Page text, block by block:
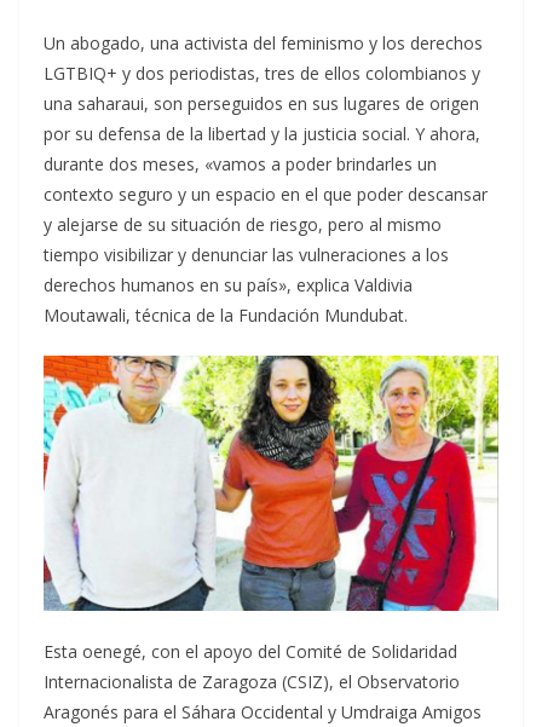
Un abogado, una activista del feminismo y los derechos
LGTBIQ+ y dos periodistas, tres de ellos colombianos y
una saharaui, son perseguidos en sus lugares de origen
por su defensa de la libertad y la justicia social. Y ahora,
durante dos meses, «vamos a poder brindarles un
contexto seguro y un espacio en el que poder descansar
y alejarse de su situación de riesgo, pero al mismo
tiempo visibilizar y denunciar las vulneraciones a los
derechos humanos en su país», explica Valdivia
Moutawali, técnica de la Fundación Mundubat.
Esta oenegé, con el apoyo del Comité de Solidaridad
Internacionalista de Zaragoza (CSIZ), el Observatorio
Aragonés para el Sáhara Occidental y Umdraiga Amigos